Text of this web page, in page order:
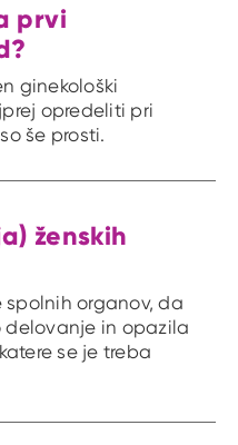
prvi
ginekološki
opredeliti pri
še prosti.
ženskih
organov, da
delovanje in opazila
se je treba